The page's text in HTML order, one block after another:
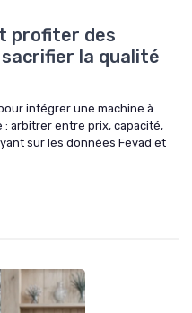
profiter des
la qualité
intégrer une machine à
arbitrer entre prix, capacité,
sur les données Fevad et